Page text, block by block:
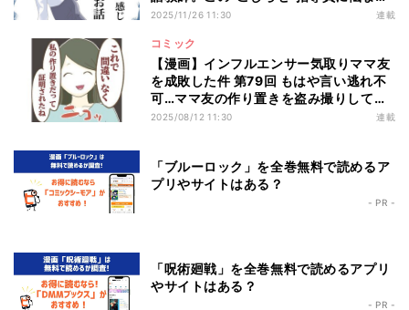
れることに――
2025/11/26 11:30 連載
コミック
【漫画】インフルエンサー気取りママ友
を成敗した件 第79回 もはや言い逃れ不
可…ママ友の作り置きを盗み撮りしてい
たのがバレた
2025/08/12 11:30 連載
「ブルーロック」を全巻無料で読めるア
プリやサイトはある？
- PR -
「呪術廻戦」を全巻無料で読めるアプリ
やサイトはある？
- PR -